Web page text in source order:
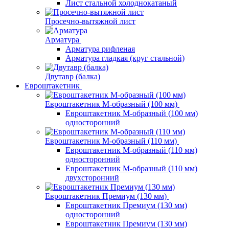
Лист стальной холоднокатаный
Просечно-вытяжной лист
Арматура
Арматура рифленая
Арматура гладкая (круг стальной)
Двутавр (балка)
Евроштакетник
Евроштакетник М-образный (100 мм)
Евроштакетник М-образный (100 мм)
односторонний
Евроштакетник М-образный (110 мм)
Евроштакетник М-образный (110 мм)
односторонний
Евроштакетник М-образный (110 мм)
двухсторонний
Евроштакетник Премиум (130 мм)
Евроштакетник Премиум (130 мм)
односторонний
Евроштакетник Премиум (130 мм)